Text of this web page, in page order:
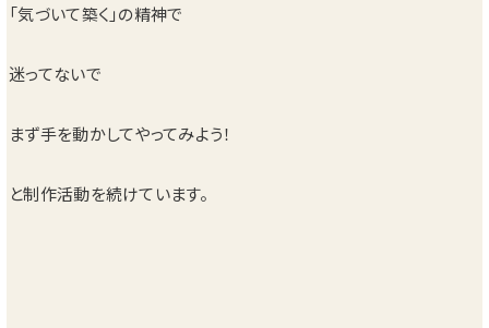
「気づいて築く」の精神で
迷ってないで
まず手を動かしてやってみよう！
と制作活動を続けています。